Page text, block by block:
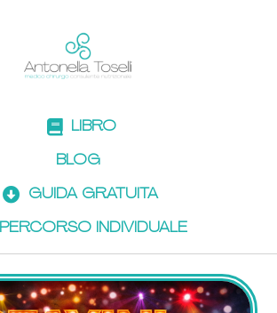
LIBRO
BLOG
GUIDA GRATUITA
PERCORSO INDIVIDUALE